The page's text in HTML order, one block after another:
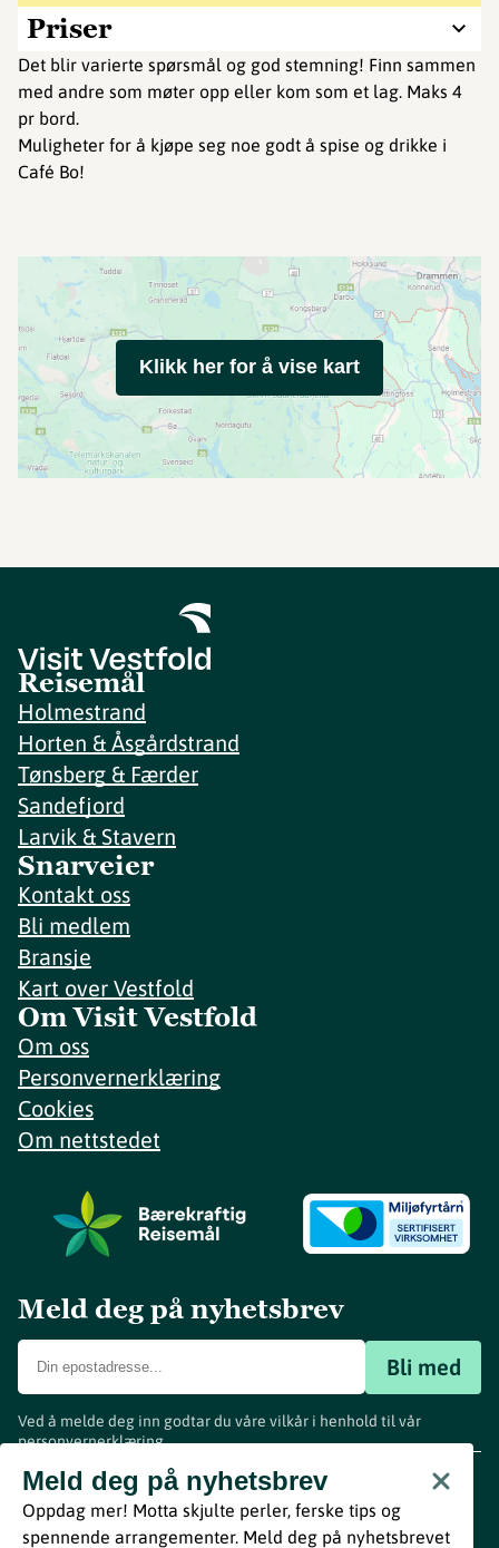
Priser
Det blir varierte spørsmål og god stemning! Finn sammen
med andre som møter opp eller kom som et lag. Maks 4
pr bord.
Muligheter for å kjøpe seg noe godt å spise og drikke i
Café Bo!
Klikk her for å vise kart
Reisemål
Holmestrand
Horten & Åsgårdstrand
Tønsberg & Færder
Sandefjord
Larvik & Stavern
Snarveier
Kontakt oss
Bli medlem
Bransje
Kart over Vestfold
Om Visit Vestfold
Om oss
Personvernerklæring
Cookies
Om nettstedet
Meld deg på nyhetsbrev
Bli med
Ved å melde deg inn godtar du våre vilkår i henhold til vår
personvernerklæring.
Meld deg på nyhetsbrev
Oppdag mer! Motta skjulte perler, ferske tips og
spennende arrangementer. Meld deg på nyhetsbrevet
www.visitvestfold.com
Turistinformasjon
Vestfold Fylkeskommune